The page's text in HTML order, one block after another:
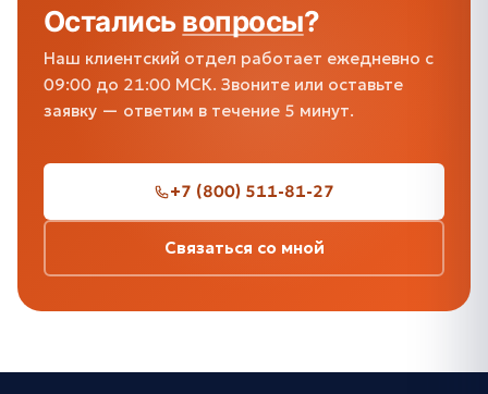
Осталисьвопросы?
Наш клиентский отдел работает ежедневно с
09:00 до 21:00 МСК. Звоните или оставьте
заявку — ответим в течение 5 минут.
+7 (800) 511-81-27
Связаться со мной